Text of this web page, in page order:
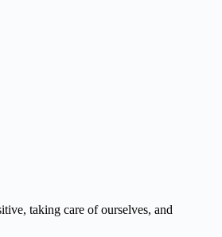
taking care of ourselves, and